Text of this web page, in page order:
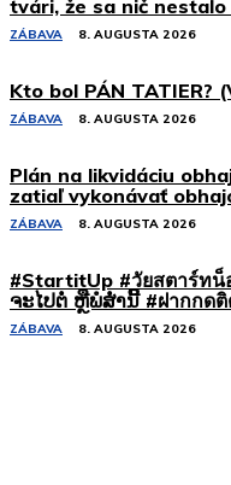
tvári, že sa nič nestalo
ZÁBAVA 8. AUGUSTA 2026
Kto bol PÁN TATIER?
ZÁBAVA 8. AUGUSTA 2026
Plán na likvidáciu
zatiaľ vykonávať
ZÁBAVA 8. AUGUSTA 2026
#StartitUp #วัยสตาร์ท
ຈະໄປຕໍ່ ຫຼືພໍສໍ່ານີ້ #ฝากกด
ZÁBAVA 8. AUGUSTA 2026